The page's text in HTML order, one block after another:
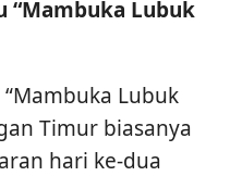
“Mambuka Lubuk
“Mambuka Lubuk
Timur biasanya
hari ke-dua